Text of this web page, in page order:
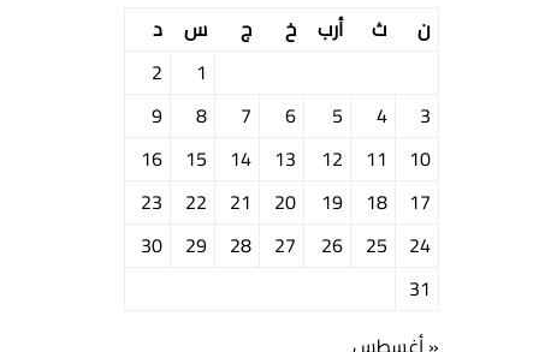
ن
ث أرب خ ج س
د
1
2
3
4
5
6
7
8
9
10
11
12
13
14
15
16
17
18
19
20
21
22
23
24
25
26
27
28
29
30
31